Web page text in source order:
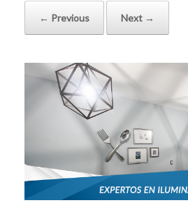
← Previous Next →